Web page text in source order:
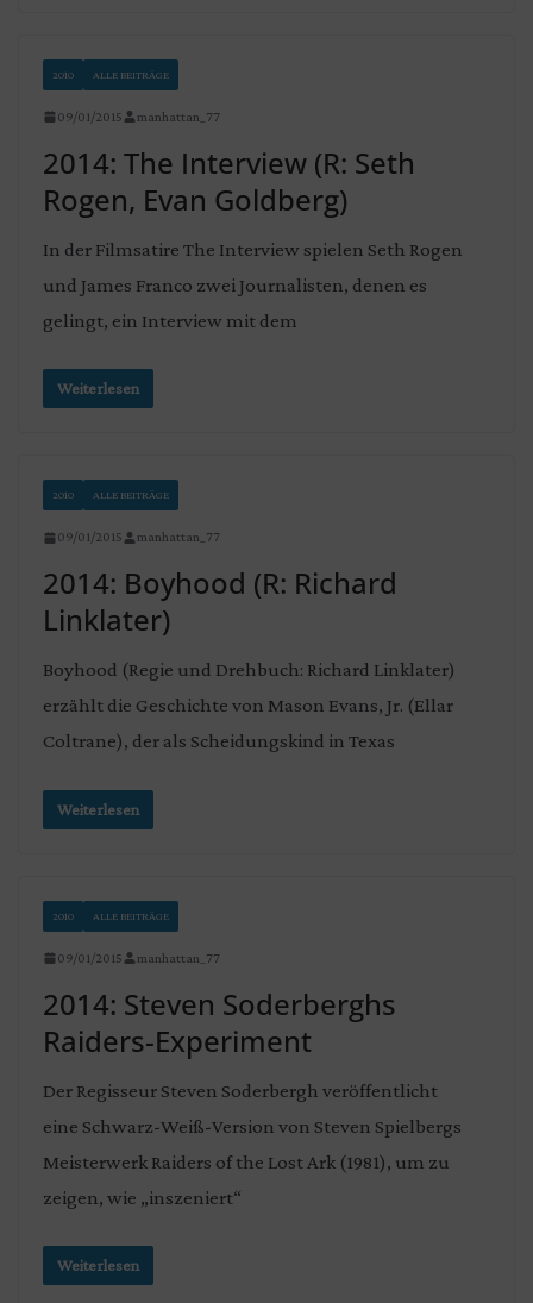
2010 ALLE BEITRÄGE
09/01/2015 manhattan_77
2014: The Interview (R: Seth
Rogen, Evan Goldberg)
In der Filmsatire The Interview spielen Seth Rogen
und James Franco zwei Journalisten, denen es
gelingt, ein Interview mit dem
Weiterlesen
2010 ALLE BEITRÄGE
09/01/2015 manhattan_77
2014: Boyhood (R: Richard
Linklater)
Boyhood (Regie und Drehbuch: Richard Linklater)
erzählt die Geschichte von Mason Evans, Jr. (Ellar
Coltrane), der als Scheidungskind in Texas
Weiterlesen
2010 ALLE BEITRÄGE
09/01/2015 manhattan_77
2014: Steven Soderberghs
Raiders-Experiment
Der Regisseur Steven Soderbergh veröffentlicht
eine Schwarz-Weiß-Version von Steven Spielbergs
Meisterwerk Raiders of the Lost Ark (1981), um zu
zeigen, wie „inszeniert“
Weiterlesen